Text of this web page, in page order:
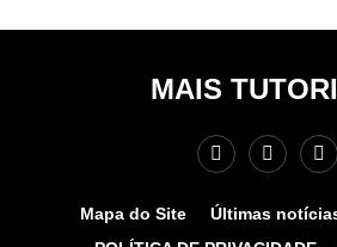
MAIS
Mapa do Site Últimas